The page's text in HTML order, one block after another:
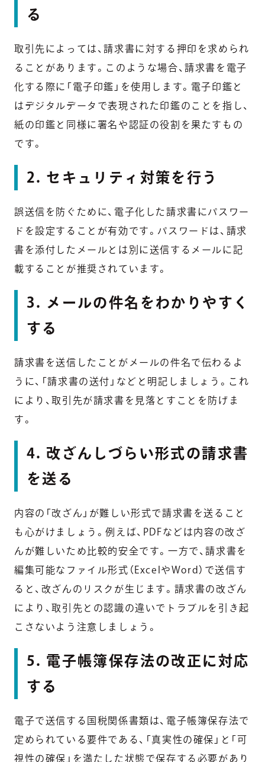
る
取引先によっては、請求書に対する押印を求められ
ることがあります。このような場合、請求書を電子
化する際に「電子印鑑」を使用します。電子印鑑と
はデジタルデータで表現された印鑑のことを指し、
紙の印鑑と同様に署名や認証の役割を果たすもの
です。
2. セキュリティ対策を行う
誤送信を防ぐために、電子化した請求書にパスワー
ドを設定することが有効です。パスワードは、請求
書を添付したメールとは別に送信するメールに記
載することが推奨されています。
3. メールの件名をわかりやすく
する
請求書を送信したことがメールの件名で伝わるよ
うに、「請求書の送付」などと明記しましょう。これ
により、取引先が請求書を見落とすことを防げま
す。
4. 改ざんしづらい形式の請求書
を送る
内容の「改ざん」が難しい形式で請求書を送ること
も心がけましょう。例えば、PDFなどは内容の改ざ
んが難しいため比較的安全です。一方で、請求書を
編集可能なファイル形式（ExcelやWord）で送信す
ると、改ざんのリスクが生じます。請求書の改ざん
により、取引先との認識の違いでトラブルを引き起
こさないよう注意しましょう。
5. 電子帳簿保存法の改正に対応
する
電子で送信する国税関係書類は、電子帳簿保存法で
定められている要件である、「真実性の確保」と「可
視性の確保」を満たした状態で保存する必要があり